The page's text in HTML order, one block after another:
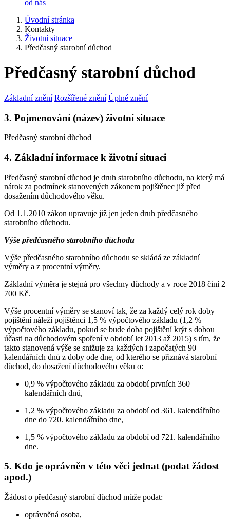
od nás
Úvodní stránka
Kontakty
Životní situace
Předčasný starobní důchod
Předčasný starobní důchod
Základní znění Rozšířené znění Úplné znění
3. Pojmenování (název) životní situace
Předčasný starobní důchod
4. Základní informace k životní situaci
Předčasný starobní důchod je druh starobního důchodu, na který má
nárok za podmínek stanovených zákonem pojištěnec již před
dosažením důchodového věku.
Od 1.1.2010 zákon upravuje již jen jeden druh předčasného
starobního důchodu.
Výše předčasného starobního důchodu
Výše předčasného starobního důchodu se skládá ze základní
výměry a z procentní výměry.
Základní výměra je stejná pro všechny důchody a v roce 2018 činí 2
700 Kč.
Výše procentní výměry se stanoví tak, že za každý celý rok doby
pojištění náleží pojištěnci 1,5 % výpočtového základu (1,2 %
výpočtového základu, pokud se bude doba pojištění krýt s dobou
účasti na důchodovém spoření v období let 2013 až 2015) s tím, že
takto stanovená výše se snižuje za každých i započatých 90
kalendářních dnů z doby ode dne, od kterého se přiznává starobní
důchod, do dosažení důchodového věku o:
0,9 % výpočtového základu za období prvních 360
kalendářních dnů,
1,2 % výpočtového základu za období od 361. kalendářního
dne do 720. kalendářního dne,
1,5 % výpočtového základu za období od 721. kalendářního
dne.
5. Kdo je oprávněn v této věci jednat (podat žádost
apod.)
Žádost o předčasný starobní důchod může podat:
oprávněná osoba,